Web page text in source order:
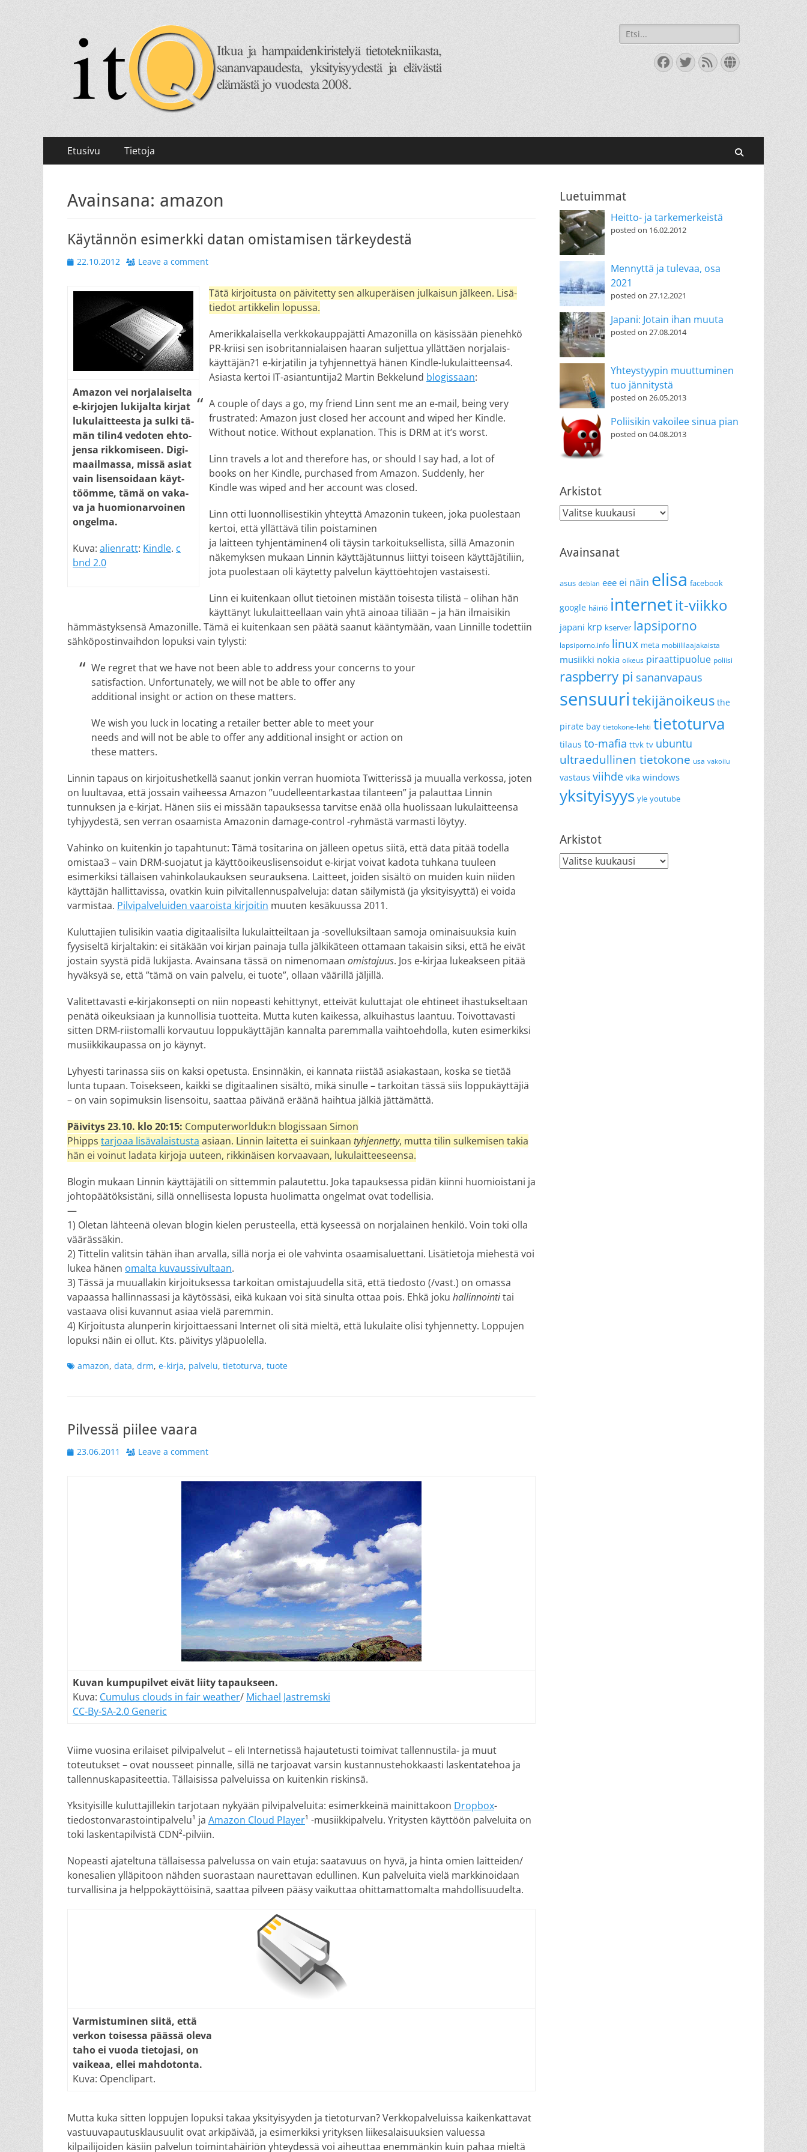
itQ
Itkua ja hammastenkiristelyä jo vuodesta 2008.
Search
for:
Facebook
Twitter
FeedWebsite
Primary
Menu
Etusivu Tietoja
Avainsana: amazon
Käytännön esimerkki datan omistamisen tärkeydestä
Posted
22.10.2012 Leave a comment
Ama­zon vei nor­ja­lai­sel­ta
e-kir­jo­jen lu­ki­jal­ta kir­jat
lu­ku­lait­tees­ta ja sul­ki tä­
män ti­lin4 ve­do­ten eh­to­
jen­sa rik­ko­mi­seen. Di­gi­
maa­il­mas­sa, mis­sä asi­at
vain li­sen­soi­daan käyt­
tööm­me, tä­mä on va­ka­
va ja huo­mion­ar­voi­nen
on­gel­ma.
Kuva: alienratt: Kindle. c
bnd 2.0
Tätä kirjoi­tusta on päivi­tetty sen alku­peräisen jul­kaisun jälkeen. Lisä­
tiedot artik­kelin lopussa.
Amerik­ka­laisella verkko­kauppa­jätti Amazonilla on käsissään pienehkö
PR-kriisi sen iso­britan­nia­laisen haaran suljettua yllät­täen norjalais­
käyttäjän?1 e-kirja­tilin ja tyhjen­nettyä hänen Kindle-luku­laitteensa4.
Asiasta kertoi IT-asian­tuntija2 Martin Bekkelund blogissaan:
A couple of days a go, my friend Linn sent me an e-mail, being very
frustrated: Amazon just closed her account and wiped her Kindle.
Without notice. Without explanation. This is DRM at it’s worst.
Linn travels a lot and therefore has, or should I say had, a lot of
books on her Kindle, purchased from Amazon. Suddenly, her
Kindle was wiped and her account was closed.
Linn otti luonnollisestikin yhteyttä Amazonin tukeen, joka puolestaan
kertoi, että yllättävä tilin poistaminen
ja laitteen tyhjentäminen4 oli täysin tarkoituksellista, sillä Amazonin
näkemyksen mukaan Linnin käyttäjätunnus liittyi toiseen käyttäjätiliin,
jota puolestaan oli käytetty palvelun käyttöehtojen vastaisesti.
Linn ei kuitenkaan ollut tietoinen mistään toisesta tilistä – olihan hän
käyttänyt lukulaitteellaan vain yhtä ainoaa tiliään – ja hän ilmaisikin
hämmästyksensä Amazonille. Tämä ei kuitenkaan sen päätä saanut kääntymään, vaan Linnille todettiin
sähköpostinvaihdon lopuksi vain tylysti:
We regret that we have not been able to address your concerns to your
satisfaction. Unfortunately, we will not be able to offer any
additional insight or action on these matters.
We wish you luck in locating a retailer better able to meet your
needs and will not be able to offer any additional insight or action on
these matters.
Linnin tapaus on kirjoitushetkellä saanut jonkin verran huomiota Twitterissä ja muualla verkossa, joten
on luultavaa, että jossain vaiheessa Amazon ”uudelleentarkastaa tilanteen” ja palauttaa Linnin
tunnuksen ja e-kirjat. Hänen siis ei missään tapauksessa tarvitse enää olla huolissaan lukulaitteensa
tyhjyydestä, sen verran osaamista Amazonin damage-control -ryhmästä varmasti löytyy.
Vahinko on kuitenkin jo tapahtunut: Tämä tositarina on jälleen opetus siitä, että data pitää todella
omistaa3 – vain DRM-suojatut ja käyttöoikeuslisensoidut e-kirjat voivat kadota tuhkana tuuleen
esimerkiksi tällaisen vahinkolaukauksen seurauksena. Laitteet, joiden sisältö on muiden kuin niiden
käyttäjän hallittavissa, ovatkin kuin pilvitallennuspalveluja: datan säilymistä (ja yksityisyyttä) ei voida
varmistaa. Pilvipalveluiden vaaroista kirjoitin muuten kesäkuussa 2011.
Kuluttajien tulisikin vaatia digitaalisilta lukulaitteiltaan ja -sovelluksiltaan samoja ominaisuuksia kuin
fyysiseltä kirjaltakin: ei sitäkään voi kirjan painaja tulla jälkikäteen ottamaan takaisin siksi, että he eivät
jostain syystä pidä lukijasta. Avainsana tässä on nimenomaan omistajuus. Jos e-kirjaa lukeakseen pitää
hyväksyä se, että ”tämä on vain palvelu, ei tuote”, ollaan väärillä jäljillä.
Valitettavasti e-kirjakonsepti on niin nopeasti kehittynyt, etteivät kuluttajat ole ehtineet ihastukseltaan
penätä oikeuksiaan ja kunnollisia tuotteita. Mutta kuten kaikessa, alkuihastus laantuu. Toivottavasti
sitten DRM-riistomalli korvautuu loppukäyttäjän kannalta paremmalla vaihtoehdolla, kuten esimerkiksi
musiikkikaupassa on jo käynyt.
Lyhyesti tarinassa siis on kaksi opetusta. Ensinnäkin, ei kannata riistää asiakastaan, koska se tietää
lunta tupaan. Toisekseen, kaikki se digitaalinen sisältö, mikä sinulle – tarkoitan tässä siis loppukäyttäjiä
– on vain sopimuksin lisensoitu, saattaa päivänä eräänä haihtua jälkiä jättämättä.
Päivitys 23.10. klo 20:15: Computerworlduk:n blogissaan Simon
Phipps tarjoaa lisävalaistusta asiaan. Linnin laitetta ei suinkaan tyhjennetty, mutta tilin sulkemisen takia
hän ei voinut ladata kirjoja uuteen, rikkinäisen korvaavaan, lukulaitteeseensa.
Blogin mukaan Linnin käyttäjätili on sittemmin palautettu. Joka tapauksessa pidän kiinni huomioistani ja
johtopäätöksistäni, sillä onnellisesta lopusta huolimatta ongelmat ovat todellisia.
—
1) Oletan lähteenä olevan blogin kielen perusteella, että kyseessä on norjalainen henkilö. Voin toki olla
väärässäkin.
2) Tittelin valitsin tähän ihan arvalla, sillä norja ei ole vahvinta osaamisaluettani. Lisätietoja miehestä voi
lukea hänen omalta kuvaussivultaan.
3) Tässä ja muuallakin kirjoituksessa tarkoitan omistajuudella sitä, että tiedosto (/vast.) on omassa
vapaassa hallinnassasi ja käytössäsi, eikä kukaan voi sitä sinulta ottaa pois. Ehkä joku hallinnointitai
vastaava olisi kuvannut asiaa vielä paremmin.
4) Kirjoitusta alunperin kirjoittaessani Internet oli sitä mieltä, että lukulaite olisi tyhjennetty. Loppujen
lopuksi näin ei ollut. Kts. päivitys yläpuolella.
Tagsamazon, data, drm, e-kirja, palvelu, tietoturva, tuote
Pilvessä piilee vaara
Posted
23.06.2011 Leave a comment
Kuvan kumpupilvet eivät liity tapaukseen.
Kuva: Cumulus clouds in fair weather/ Michael Jastremski
CC-By-SA-2.0 Generic
Viime vuosina erilaiset pilvipalvelut – eli Internetissä hajautetusti toimivat tallennustila- ja muut
toteutukset – ovat nousseet pinnalle, sillä ne tarjoavat varsin kustannustehokkaasti laskentatehoa ja
tallennuskapasiteettia. Tällaisissa palveluissa on kuitenkin riskinsä.
Yksityisille kuluttajillekin tarjotaan nykyään pilvipalveluita: esimerkkeinä mainittakoon Dropbox-
tiedostonvarastointipalvelu¹ ja Amazon Cloud Player¹ -musiikkipalvelu. Yritysten käyttöön palveluita on
toki laskentapilvistä CDN²-pilviin.
Nopeasti ajateltuna tällaisessa palvelussa on vain etuja: saatavuus on hyvä, ja hinta omien laitteiden/
konesalien ylläpitoon nähden suorastaan naurettavan edullinen. Kun palveluita vielä markkinoidaan
turvallisina ja helppokäyttöisinä, saattaa pilveen pääsy vaikuttaa ohittamattomalta mahdollisuudelta.
Varmistuminen siitä, että
verkon toisessa päässä oleva
taho ei vuoda tietojasi, on
vaikeaa, ellei mahdotonta.
Kuva: Openclipart.
Mutta kuka sitten loppujen lopuksi takaa yksityisyyden ja tietoturvan? Verkkopalveluissa kaikenkattavat
vastuuvapautusklausuulit ovat arkipäivää, ja esimerkiksi yrityksen liikesalaisuuksien valuessa
kilpailijoiden käsiin palvelun toimintahäiriön yhteydessä voi aiheuttaa enemmänkin kuin pahaa mieltä
Luetuimmat
Heitto- ja tarkemerkeistä
posted on 16.02.2012
Mennyttä ja tulevaa, osa
2021
posted on 27.12.2021
Japani: Jotain ihan muuta
posted on 27.08.2014
Yhteystyypin muuttuminen
tuo jännitystä
posted on 26.05.2013
Poliisikin vakoilee sinua pian
posted on 04.08.2013
Arkistot
Arkistot
Avainsanat
asus debian eee ei näin elisa facebook
google häiriö internetit-viikko
japani krp kserver lapsiporno
lapsiporno.info linux meta mobiililaajakaista
musiikki nokia oikeus piraattipuolue poliisi
raspberry pi sananvapaus
sensuuri tekijänoikeus the
pirate bay tietokone-lehti tietoturva
tilaus to-mafia ttvk tv ubuntu
ultraedullinen tietokone usa vakoilu
vastaus viihde vika windows
yksityisyys yle youtube
Arkistot
Arkistot